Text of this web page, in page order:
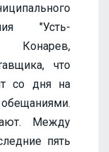
"Усть-
Конарев,
что
со дня на
Между
пять